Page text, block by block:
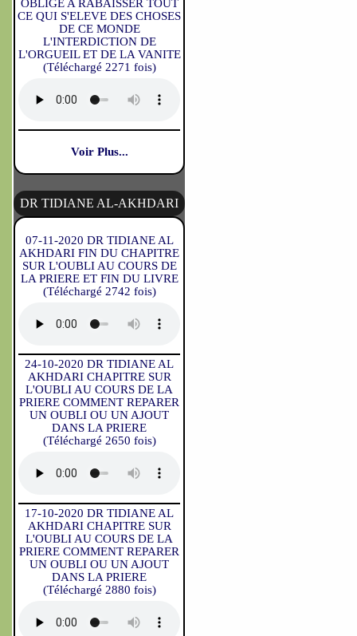
OBLIGE A RABAISSER TOUT
CE QUI S'ELEVE DES CHOSES
DE CE MONDE
L'INTERDICTION DE
L'ORGUEIL ET DE LA VANITE
(Téléchargé 2271 fois)
Voir Plus...
DR TIDIANE AL-AKHDARI
07-11-2020 DR TIDIANE AL
AKHDARI FIN DU CHAPITRE
SUR L'OUBLI AU COURS DE
LA PRIERE ET FIN DU LIVRE
(Téléchargé 2742 fois)
24-10-2020 DR TIDIANE AL
AKHDARI CHAPITRE SUR
L'OUBLI AU COURS DE LA
PRIERE COMMENT REPARER
UN OUBLI OU UN AJOUT
DANS LA PRIERE
(Téléchargé 2650 fois)
17-10-2020 DR TIDIANE AL
AKHDARI CHAPITRE SUR
L'OUBLI AU COURS DE LA
PRIERE COMMENT REPARER
UN OUBLI OU UN AJOUT
DANS LA PRIERE
(Téléchargé 2880 fois)